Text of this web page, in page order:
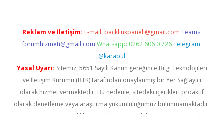
Reklam ve İletişim: E-mail: backlinkpaneli@gmail.com Teams:
forumhizmeti@gmail.com Whatsapp: 0262 606 0 726 Telegram:
@karabul
Yasal Uyarı: Sitemiz, 5651 Sayılı Kanun gereğince Bilgi Teknolojileri
ve İletişim Kurumu (BTK) tarafından onaylanmış bir Yer Sağlayıcı
olarak hizmet vermektedir. Bu nedenle, sitedeki içerikleri proaktif
olarak denetleme veya araştırma yükümlülüğümüz bulunmamaktadır.